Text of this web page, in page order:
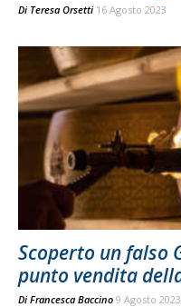
Di Teresa Orsetti 16 Agosto 2023
Scoperto un falso
punto vendita
Di Francesca Baccino 9 Agosto 2023